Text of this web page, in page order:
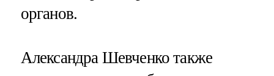
органов.
Александра Шевченко также